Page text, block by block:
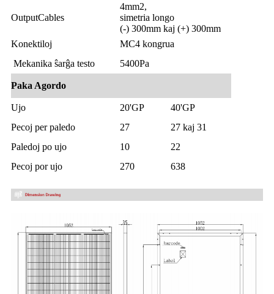
OutputCables
4mm2,
simetria longo
(-) 300mm kaj (+) 300mm
Konektiloj
MC4 kongrua
Mekanika ŝarĝa testo
5400Pa
Paka Agordo
Ujo 20'GP
40'GP
Pecoj per paledo
27
27 kaj 31
Paledoj po ujo
10
22
Pecoj por ujo
270 638